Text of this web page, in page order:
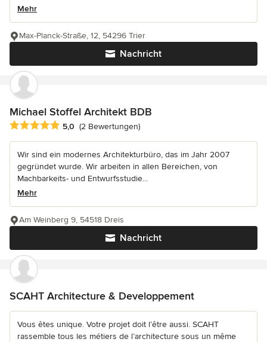
Mehr
Nachricht
Max-Planck-Straße, 12, 54296 Trier
Michael Stoffel Architekt BDB
Durchschnittliche Bewertung: 5 von 5 Sternen
5,0 (2 Bewertungen)
Wir sind ein modernes Architekturbüro, das im Jahr 2007
gegründet wurde. Wir arbeiten in allen Bereichen, von
Machbarkeits- und Entwurfsstudie...
Mehr
Nachricht
Am Weinberg 9, 54518 Dreis
SCAHT Architecture & Developpement
Vous êtes unique. Votre projet doit l’être aussi. SCAHT
rassemble tous les métiers de l’architecture sous un même